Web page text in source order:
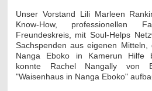
Unser Vorstand Lili Marleen
Know-How, professionellen
Freundeskreis, mit Soul-Helps
Sachspenden aus eigenen
Nanga Eboko in Kamerun Hilfe
konnte Rachel Nangally von
"Waisenhaus in Nanga Eboko"